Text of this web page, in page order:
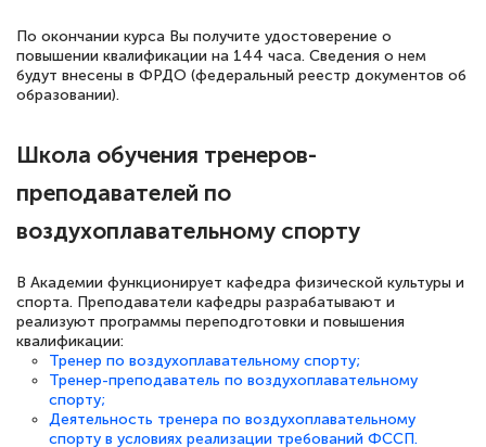
По окончании курса Вы получите удостоверение о
повышении квалификации на 144 часа. Сведения о нем
будут внесены в ФРДО (федеральный реестр документов об
образовании).
Школа обучения тренеров-
преподавателей по
воздухоплавательному спорту
В Академии функционирует кафедра физической культуры и
спорта. Преподаватели кафедры разрабатывают и
реализуют программы переподготовки и повышения
квалификации:
Тренер по воздухоплавательному спорту;
Тренер-преподаватель по воздухоплавательному
спорту;
Деятельность тренера по воздухоплавательному
спорту в условиях реализации требований ФССП.